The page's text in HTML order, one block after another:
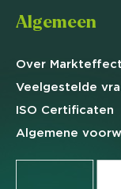
Algemeen
Over Markteffect
Veelgestelde
ISO Certificaten
Algemene